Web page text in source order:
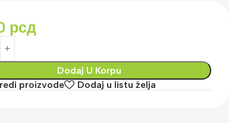
рсд
Dodaj U Korpu
proizvode
Dodaj u listu želja